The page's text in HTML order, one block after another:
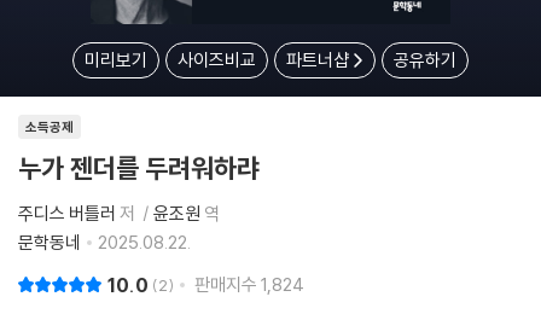
미리보기 사이즈비교 파트너샵 공유하기
소득공제
누가 젠더를 두려워하랴
주디스 버틀러 저 윤조원 역
문학동네
2025.08.22.
10.0 2 판매지수 1,824